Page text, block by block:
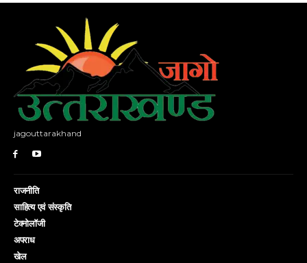
jagouttarakhand
राजनीति
साहित्य एवं संस्कृति
टेक्नोलॉजी
अपराध
खेल